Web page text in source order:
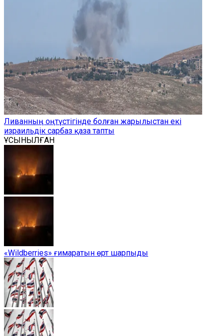
Ливанның оңтүстігінде болған жарылыстан екі
израильдік сарбаз қаза тапты
ҰСЫНЫЛҒАН
«Wildberries» ғимаратын өрт шарпыды